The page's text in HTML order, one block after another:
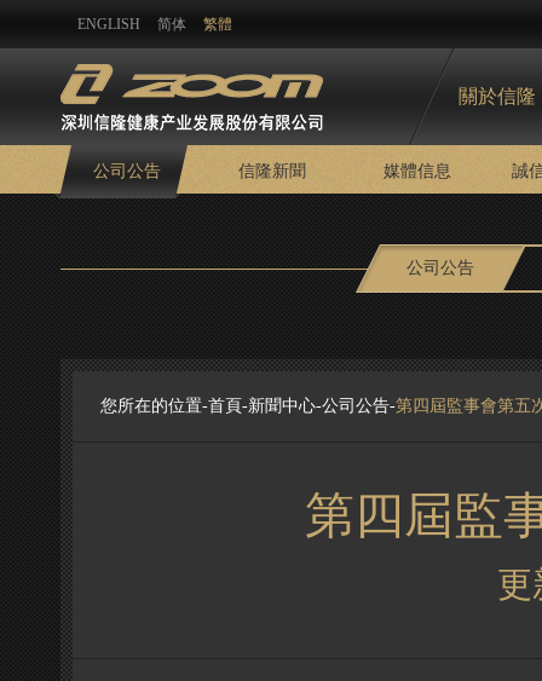
ENGLISH 简体 繁體
關於信隆
公司公告 信隆新聞 媒體信息 誠
公司公告
您所在的位置-首頁-新聞中心-公司公告-第四屆監事會第五
第四屆監
更